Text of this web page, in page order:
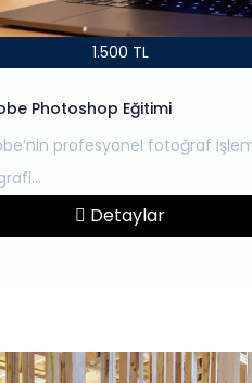
1.500 TL
Photoshop Eğitimi
profesyonel fotoğraf
Detaylar